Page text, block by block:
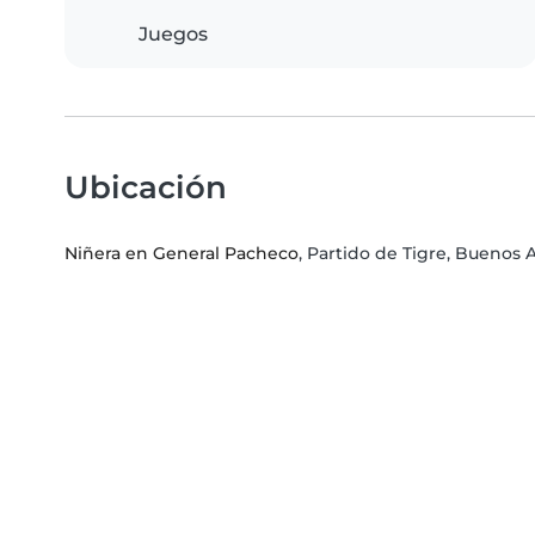
Juegos
Ubicación
Niñera en General Pacheco, Partido de Tigre, Buenos